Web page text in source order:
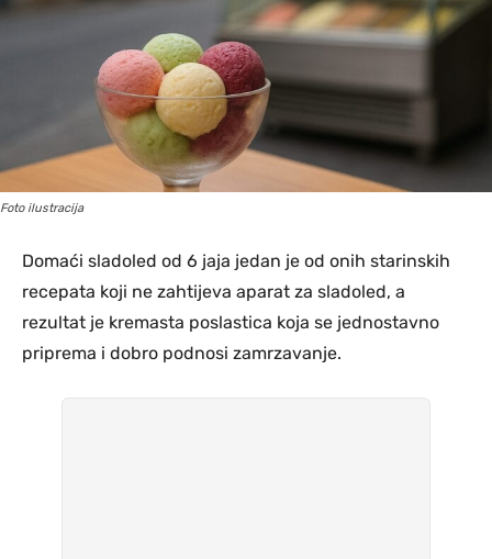
Foto ilustracija
Domaći sladoled od 6 jaja jedan je od onih starinskih
recepata koji ne zahtijeva aparat za sladoled, a
rezultat je kremasta poslastica koja se jednostavno
priprema i dobro podnosi zamrzavanje.